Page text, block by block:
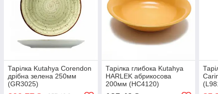
Тарілка Kutahya Corendon
дрібна зелена 250мм
(GR3025)
Тарілка глибока Kutahya
HARLEK абрикосова
200мм (HC4120)